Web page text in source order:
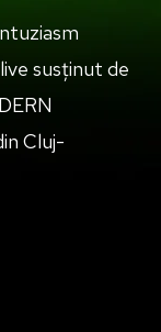
susținut de
Cluj-